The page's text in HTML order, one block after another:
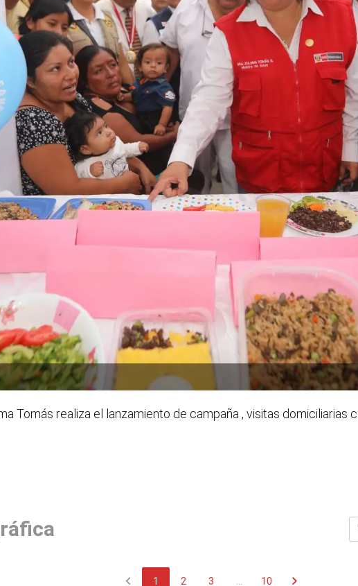
Tomás realiza el lanzamiento de campaña , visitas domiciliarias
chevron_left 1 2 3 10 chevron_right